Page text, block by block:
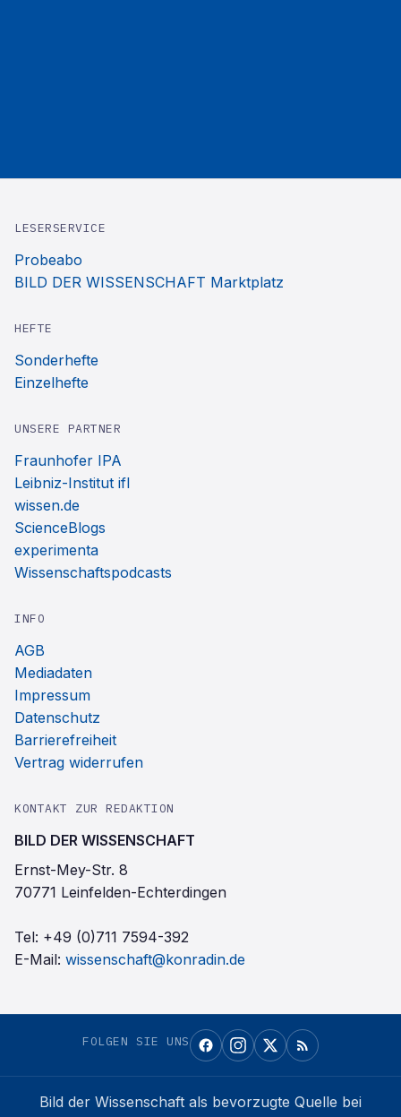
LESERSERVICE
Probeabo
BILD DER WISSENSCHAFT Marktplatz
HEFTE
Sonderhefte
Einzelhefte
UNSERE PARTNER
Fraunhofer IPA
Leibniz-Institut ifl
wissen.de
ScienceBlogs
experimenta
Wissenschaftspodcasts
INFO
AGB
Mediadaten
Impressum
Datenschutz
Barrierefreiheit
Vertrag widerrufen
KONTAKT ZUR REDAKTION
BILD DER WISSENSCHAFT
Ernst-Mey-Str. 8
70771 Leinfelden-Echterdingen
Tel: +49 (0)711 7594-392
E-Mail: wissenschaft@konradin.de
FOLGEN SIE UNS
Bild der Wissenschaft als bevorzugte Quelle bei